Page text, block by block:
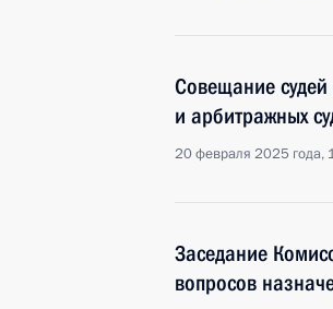
Совещание
и арбитражных
20 февраля 2025 года,
Заседание
вопросов